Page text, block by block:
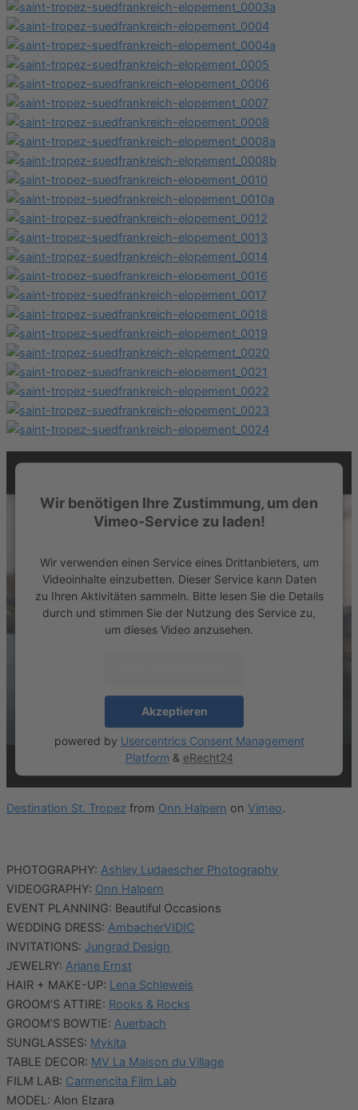
Wir benötigen Ihre Zustimmung, um den
Vimeo-Service zu laden!
Wir verwenden einen Service eines Drittanbieters, um
Videoinhalte einzubetten. Dieser Service kann Daten
zu Ihren Aktivitäten sammeln. Bitte lesen Sie die Details
durch und stimmen Sie der Nutzung des Service zu,
um dieses Video anzusehen.
Akzeptieren
powered by Usercentrics Consent Management
Platform & eRecht24
Destination St. Tropez from Onn Halpern on Vimeo.
PHOTOGRAPHY: Ashley Ludaescher Photography
VIDEOGRAPHY: Onn Halpern
EVENT PLANNING: Beautiful Occasions
WEDDING DRESS: AmbacherVIDIC
INVITATIONS: Jungrad Design
JEWELRY: Ariane Ernst
HAIR + MAKE-UP: Lena Schleweis
GROOM’S ATTIRE: Rooks & Rocks
GROOM’S BOWTIE: Auerbach
SUNGLASSES: Mykita
TABLE DECOR: MV La Maison du Village
FILM LAB: Carmencita Film Lab
MODEL: Alon Elzara